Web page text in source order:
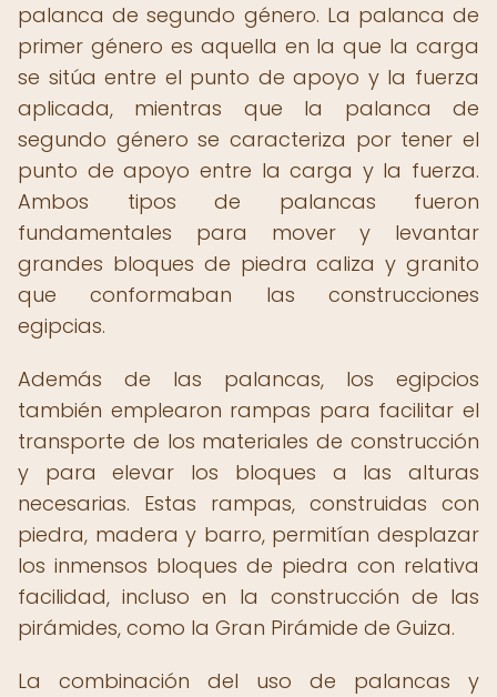
palanca de segundo género. La palanca de
primer género es aquella en la que la carga
se sitúa entre el punto de apoyo y la fuerza
aplicada, mientras que la palanca de
segundo género se caracteriza por tener el
punto de apoyo entre la carga y la fuerza.
Ambos tipos de palancas fueron
fundamentales para mover y levantar
grandes bloques de piedra caliza y granito
que conformaban las construcciones
egipcias.
Además de las palancas, los egipcios
también emplearon rampas para facilitar el
transporte de los materiales de construcción
y para elevar los bloques a las alturas
necesarias. Estas rampas, construidas con
piedra, madera y barro, permitían desplazar
los inmensos bloques de piedra con relativa
facilidad, incluso en la construcción de las
pirámides, como la Gran Pirámide de Guiza.
La combinación del uso de palancas y